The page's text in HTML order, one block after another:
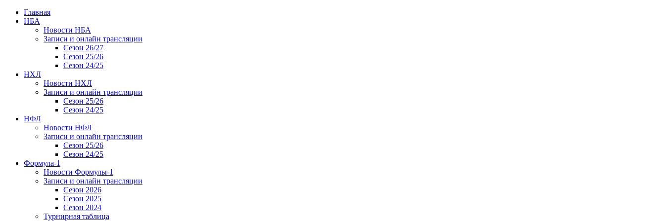
Главная
НБА
Новости НБА
Записи и онлайн трансляции
Сезон 26/27
Сезон 25/26
Сезон 24/25
НХЛ
Новости НХЛ
Записи и онлайн трансляции
Сезон 25/26
Сезон 24/25
НФЛ
Новости НФЛ
Записи и онлайн трансляции
Сезон 25/26
Сезон 24/25
Формула-1
Новости Формулы-1
Записи и онлайн трансляции
Сезон 2026
Сезон 2025
Сезон 2024
Турнирная таблица